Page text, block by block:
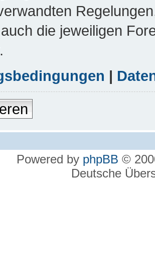
die jeweiligen
|
Powered by phpBB ©
Deutsche